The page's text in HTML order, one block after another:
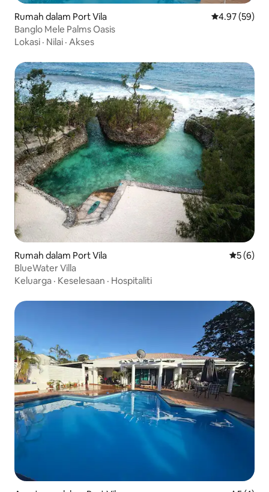
Rumah dalam Port Vila Penarafan
4.97 (59)
Banglo Mele Palms Oasis
Lokasi · Nilai · Akses
Rumah dalam Port Vila
5 (6)
BlueWater Villa
Keluarga · Keselesaan · Hospitaliti